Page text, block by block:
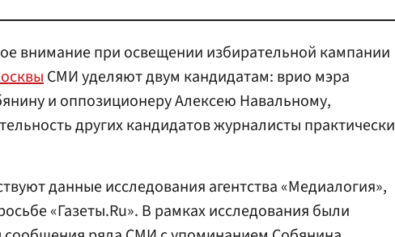
внимание при освещении избирательной кампании
СМИ уделяют двум кандидатам: врио мэра
и оппозиционеру Алексею Навальному,
других кандидатов журналисты практически
данные исследования агентства «Медиалогия»,
«Газеты.Ru». В рамках исследования были